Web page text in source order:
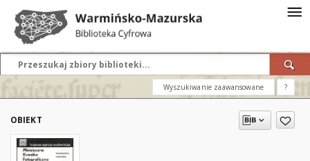
Wyszukiwanie zaawansowane ?
OBIEKT